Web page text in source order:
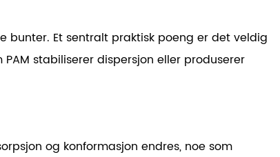
bunter. Et sentralt praktisk poeng er detveldig
stabiliserer dispersjon eller produserer
og konformasjon endres, noe som